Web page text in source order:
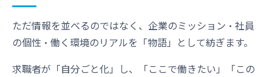
ただ情報を並べるのではなく、企業のミッション・社員
の個性・働く環境のリアルを「物語」として紡ぎます。
求職者が「自分ごと化」し、「ここで働きたい」「この